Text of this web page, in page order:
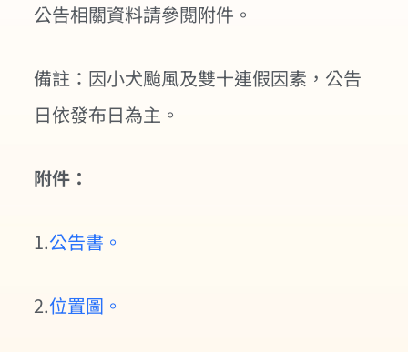
公告相關資料請參閱附件。
備註：因小犬颱風及雙十連假因素，公告
日依發布日為主。
附件：
1.公告書。
2.位置圖。